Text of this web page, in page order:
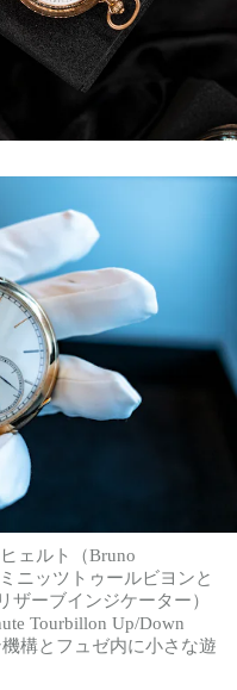
ェルト（Bruno
ニッツトゥールビヨンと
ザーブインジケーター）
Tourbillon Up/Down
構とフュゼ内に小さな遊